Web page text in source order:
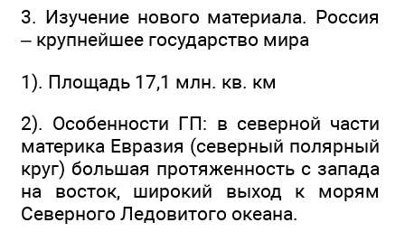
3. Изучение нового материала. Россия
– крупнейшее государство мира
1). Площадь 17,1 млн. кв. км
2). Особенности ГП: в северной части
материка Евразия (северный полярный
круг) большая протяженность с запада
на восток, широкий выход к морям
Северного Ледовитого океана.